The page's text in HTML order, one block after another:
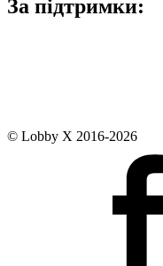
За підтримки:
© Lobby X 2016-2026